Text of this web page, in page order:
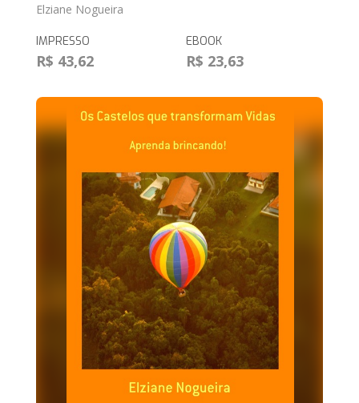
Elziane Nogueira
IMPRESSO
R$ 43,62
EBOOK
R$ 23,63